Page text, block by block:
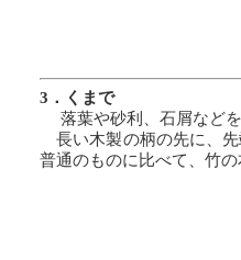
3．くまで
落葉や砂利、石屑などを
長い木製の柄の先に、先
普通のものに比べて、竹の